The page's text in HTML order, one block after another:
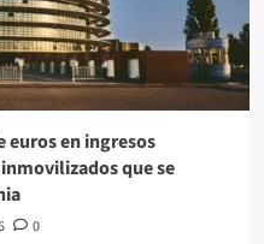
euros en ingresos
que se
0